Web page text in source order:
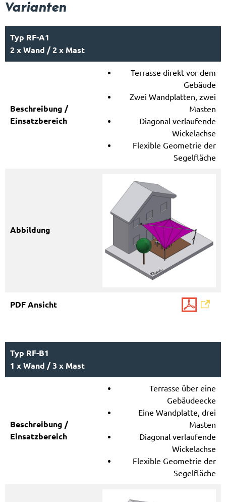
Varianten
Typ RF-A1
2 x Wand / 2 x Mast
Terrasse direkt vor dem
Gebäude
Zwei Wandplatten, zwei
Masten
Diagonal verlaufende
Wickelachse
Flexible Geometrie der
Segelfläche
Typ RF-B1
1 x Wand / 3 x Mast
Terrasse über eine
Gebäudeecke
Eine Wandplatte, drei
Masten
Diagonal verlaufende
Wickelachse
Flexible Geometrie der
Segelfläche